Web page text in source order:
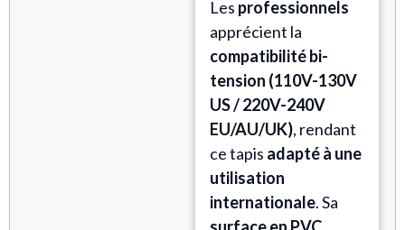
Les professionnels
apprécient la
compatibilité bi-
tension (110V-130V
US / 220V-240V
EU/AU/UK), rendant
ce tapis adapté à une
utilisation
internationale. Sa